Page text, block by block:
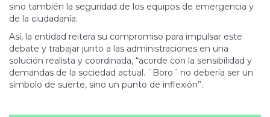
sino también la seguridad de los equipos de emergencia y
de la ciudadanía.
Así, la entidad reitera su compromiso para impulsar este
debate y trabajar junto a las administraciones en una
solución realista y coordinada, “acorde con la sensibilidad y
demandas de la sociedad actual. `Boro´ no debería ser un
símbolo de suerte, sino un punto de inflexión”.